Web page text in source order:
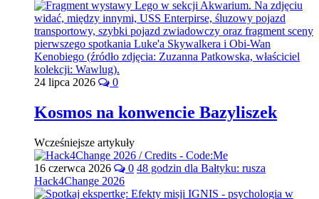
24 lipca 2026 0
Kosmos na konwencie Bazyliszek
Wcześniejsze artykuły
16 czerwca 2026 0 48 godzin dla Bałtyku: rusza
Hack4Change 2026